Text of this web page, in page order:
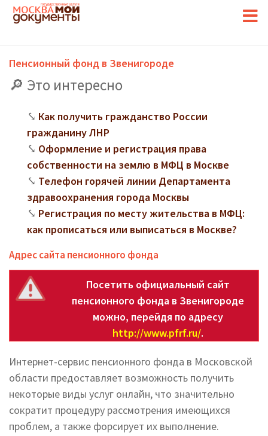
Пенсионный фонд в Звенигороде
Это интересно
Как получить гражданство России
гражданину ЛНР
Оформление и регистрация права
собственности на землю в МФЦ в Москве
Телефон горячей линии Департамента
здравоохранения города Москвы
Регистрация по месту жительства в МФЦ:
как прописаться или выписаться в Москве?
Адрес сайта пенсионного фонда
Посетить официальный сайт
пенсионного фонда в Звенигороде
можно, перейдя по адресу
http://www.pfrf.ru/.
Интернет-сервис пенсионного фонда в Московской
области предоставляет возможность получить
некоторые виды услуг онлайн, что значительно
сократит процедуру рассмотрения имеющихся
проблем, а также форсирует их выполнение.